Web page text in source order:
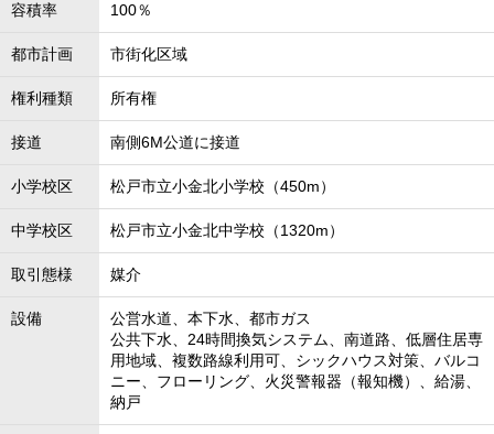
容積率 100％
都市計画 市街化区域
権利種類 所有権
接道 南側6M公道に接道
小学校区 松戸市立小金北小学校（450m）
中学校区 松戸市立小金北中学校（1320m）
取引態様 媒介
設備
公営水道、本下水、都市ガス
公共下水、24時間換気システム、南道路、低層住居専
用地域、複数路線利用可、シックハウス対策、バルコ
ニー、フローリング、火災警報器（報知機）、給湯、
納戸